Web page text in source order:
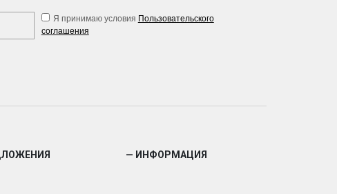
Я принимаю условия Пользовательского
соглашения
— ИНФОРМАЦИЯ